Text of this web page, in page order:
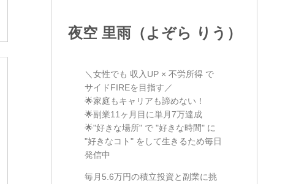
夜空 里雨（よぞら りう）
＼女性でも 収入UP × 不労所得 で
サイドFIREを目指す／
🌟家庭もキャリアも諦めない！
🌟副業11ヶ月目に単月7万達成
🌟"好きな場所" で "好きな時間" に
"好きなコト" をして生きるため毎日
発信中
毎月5.6万円の積立投資と副業に挑